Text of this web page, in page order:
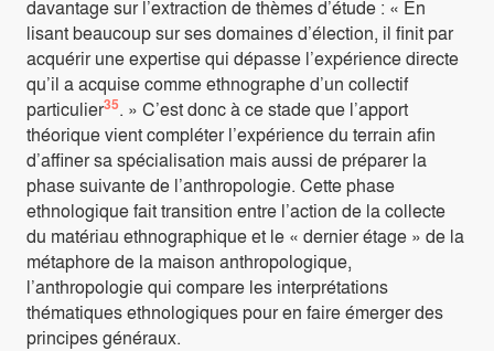
davantage sur l’extraction de thèmes d’étude : « En
lisant beaucoup sur ses domaines d’élection, il finit par
acquérir une expertise qui dépasse l’expérience directe
qu’il a acquise comme ethnographe d’un collectif
particulier35. » C’est donc à ce stade que l’apport
théorique vient compléter l’expérience du terrain afin
d’affiner sa spécialisation mais aussi de préparer la
phase suivante de l’anthropologie. Cette phase
ethnologique fait transition entre l’action de la collecte
du matériau ethnographique et le « dernier étage » de la
métaphore de la maison anthropologique,
l’anthropologie qui compare les interprétations
thématiques ethnologiques pour en faire émerger des
principes généraux.